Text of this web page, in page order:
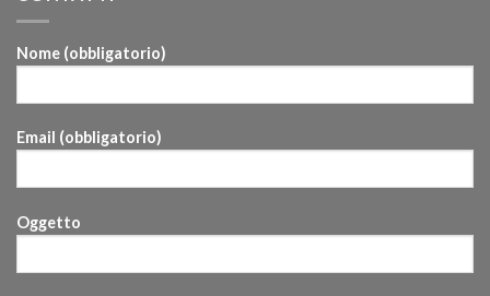
Nome (obbligatorio)
Email (obbligatorio)
Oggetto